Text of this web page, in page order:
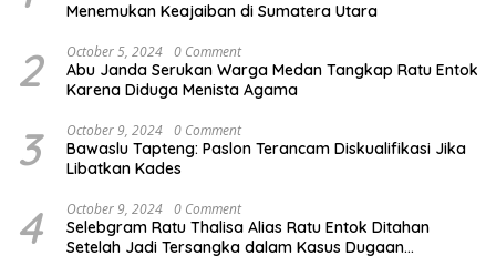
Menemukan Keajaiban di Sumatera Utara
2 October 5, 2024 0 Comment
Abu Janda Serukan Warga Medan Tangkap Ratu Entok
Karena Diduga Menista Agama
3 October 9, 2024 0 Comment
Bawaslu Tapteng: Paslon Terancam Diskualifikasi Jika
Libatkan Kades
4 October 9, 2024 0 Comment
Selebgram Ratu Thalisa Alias Ratu Entok Ditahan
Setelah Jadi Tersangka dalam Kasus Dugaan